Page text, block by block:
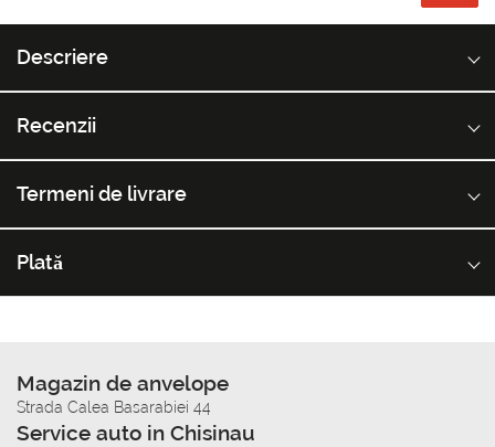
Descriere
Recenzii
Termeni de livrare
Plată
Magazin de anvelope
Strada Calea Basarabiei 44
Service auto in Chisinau